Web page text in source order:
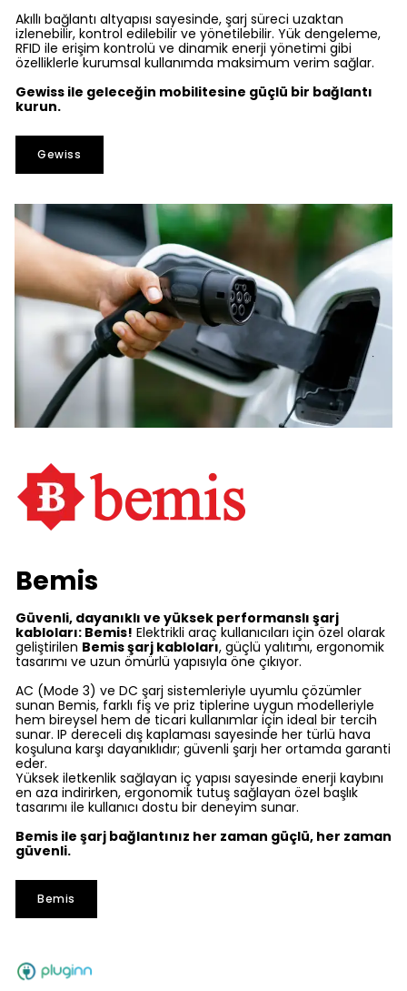
Akıllı bağlantı altyapısı sayesinde, şarj süreci uzaktan
izlenebilir, kontrol edilebilir ve yönetilebilir. Yük dengeleme,
RFID ile erişim kontrolü ve dinamik enerji yönetimi gibi
özelliklerle kurumsal kullanımda maksimum verim sağlar.
Gewiss ile geleceğin mobilitesine güçlü bir bağlantı
kurun.
Gewiss
Bemis
Güvenli, dayanıklı ve yüksek performanslı şarj
kabloları: Bemis! Elektrikli araç kullanıcıları için özel olarak
geliştirilen Bemis şarj kabloları, güçlü yalıtımı, ergonomik
tasarımı ve uzun ömürlü yapısıyla öne çıkıyor.
AC (Mode 3) ve DC şarj sistemleriyle uyumlu çözümler
sunan Bemis, farklı fiş ve priz tiplerine uygun modelleriyle
hem bireysel hem de ticari kullanımlar için ideal bir tercih
sunar. IP dereceli dış kaplaması sayesinde her türlü hava
koşuluna karşı dayanıklıdır; güvenli şarjı her ortamda garanti
eder.
Yüksek iletkenlik sağlayan iç yapısı sayesinde enerji kaybını
en aza indirirken, ergonomik tutuş sağlayan özel başlık
tasarımı ile kullanıcı dostu bir deneyim sunar.
Bemis ile şarj bağlantınız her zaman güçlü, her zaman
güvenli.
Bemis